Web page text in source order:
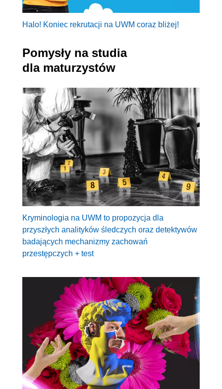
Halo! Koniec rekrutacji na UWM coraz bliżej!
Pomysły na studia
dla maturzystów
Kryminologia na UWM to propozycja dla
przyszłych analityków śledczych oraz detektywów
badających mechanizmy zachowań
przestępczych + test